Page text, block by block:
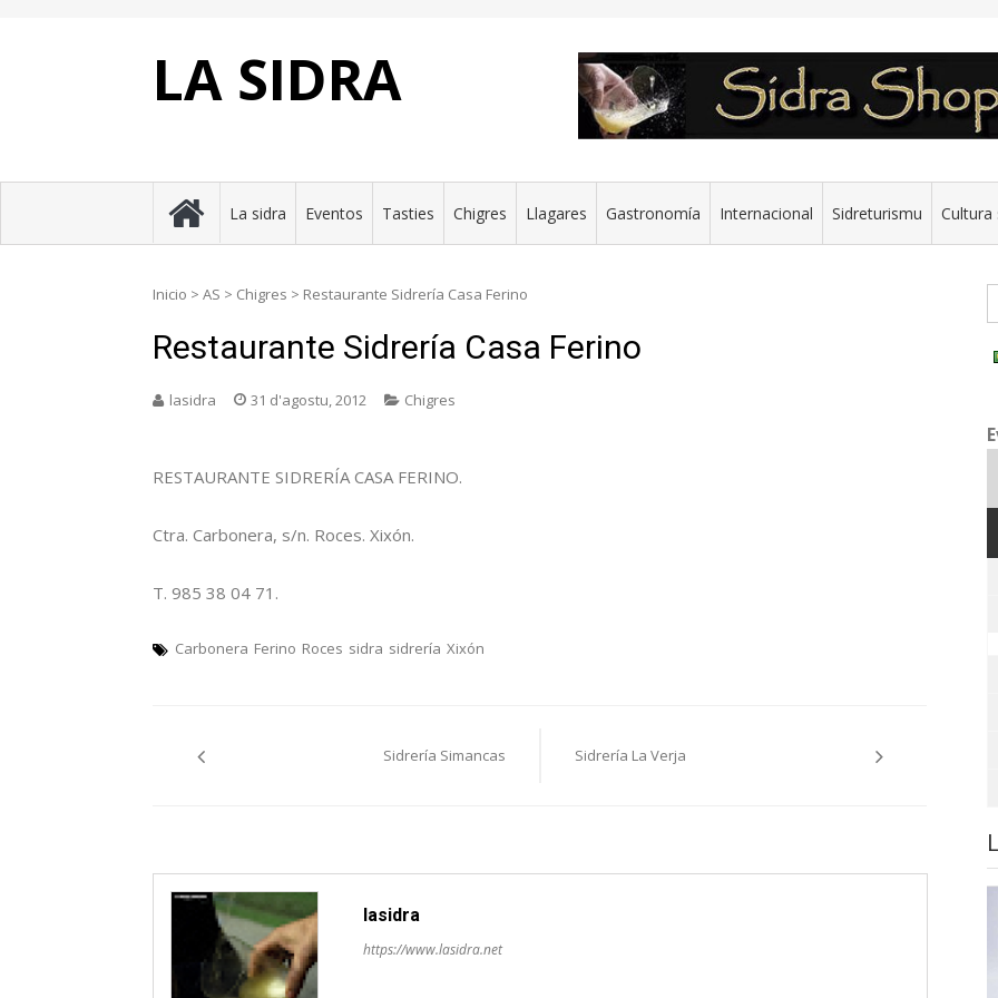
LA SIDRA
La sidra Eventos Tasties Chigres Llagares Gastronomía Internacional Sidreturismu Cultura
Inicio > AS > Chigres > Restaurante Sidrería Casa Ferino
Restaurante Sidrería Casa Ferino
lasidra 31 d'agostu, 2012 Chigres
RESTAURANTE SIDRERÍA CASA FERINO.
Ctra. Carbonera, s/n. Roces. Xixón.
T. 985 38 04 71.
Carbonera Ferino Roces sidra sidrería Xixón
pelos
Sidrería Simancas Sidrería La Verja
lasidra
https://www.lasidra.net